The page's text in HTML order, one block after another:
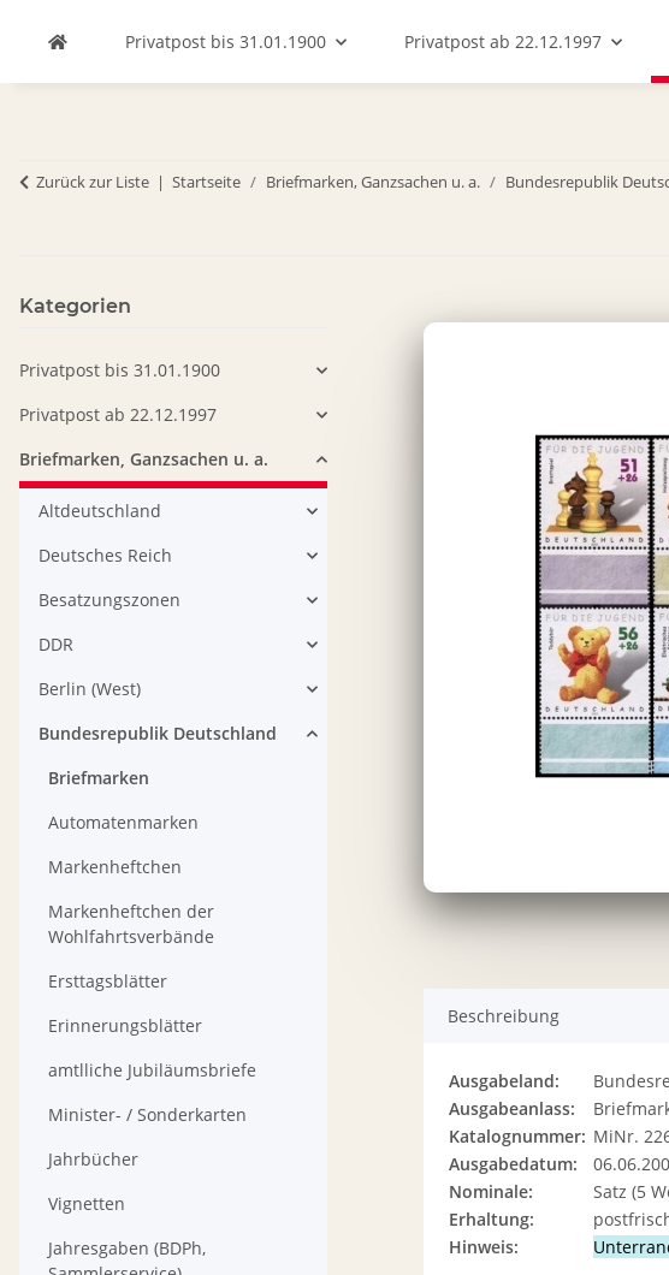
Privatpost bis 31.01.1900 Privatpost ab 22.12.1997
Zurück zur Liste Startseite Briefmarken, Ganzsachen u. a. Bundesrepublik
Beschreibung
Ausgabeland:
Ausgabeanlass:
Katalognummer: MiNr.
Ausgabedatum:
Nominale:
Satz (5
Erhaltung:
Hinweis:
Kategorien
Privatpost bis 31.01.1900
Privatpost ab 22.12.1997
Briefmarken, Ganzsachen u. a.
Altdeutschland
Deutsches Reich
Besatzungszonen
DDR
Berlin (West)
Bundesrepublik Deutschland
Briefmarken
Automatenmarken
Markenheftchen
Markenheftchen der
Wohlfahrtsverbände
Ersttagsblätter
Erinnerungsblätter
amtlliche Jubiläumsbriefe
Minister- / Sonderkarten
Jahrbücher
Vignetten
Jahresgaben (BDPh,